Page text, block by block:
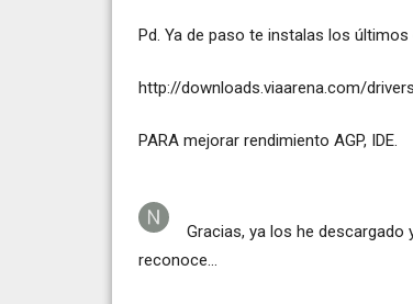
Pd. Ya de paso te instalas los últimos
http://downloads.viaarena.com/
PARA mejorar rendimiento AGP, IDE.
Gracias, ya los he
reconoce...